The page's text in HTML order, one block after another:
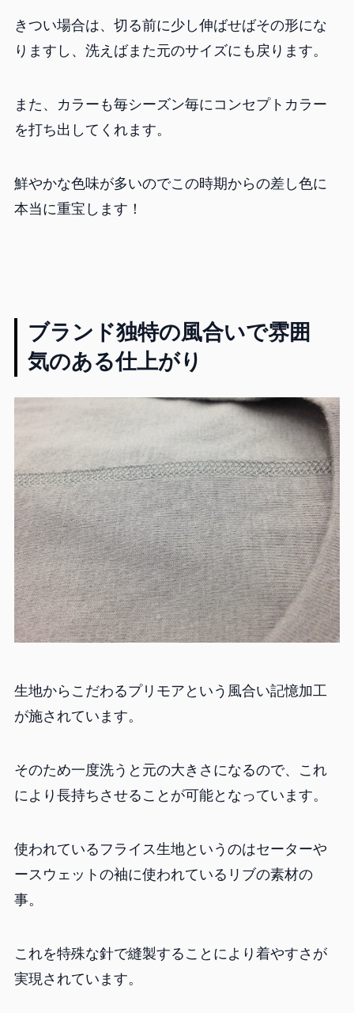
きつい場合は、切る前に少し伸ばせばその形にな
りますし、洗えばまた元のサイズにも戻ります。
また、カラーも毎シーズン毎にコンセプトカラー
を打ち出してくれます。
鮮やかな色味が多いのでこの時期からの差し色に
本当に重宝します！
ブランド独特の風合いで雰囲
気のある仕上がり
生地からこだわるプリモアという風合い記憶加工
が施されています。
そのため一度洗うと元の大きさになるので、これ
により長持ちさせることが可能となっています。
使われているフライス生地というのはセーターや
ースウェットの袖に使われているリブの素材の
事。
これを特殊な針で縫製することにより着やすさが
実現されています。